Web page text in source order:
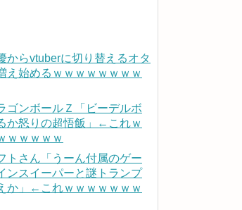
からvtuberに切り替えるオタ
え始めるｗｗｗｗｗｗｗｗ
ゴンボールＺ「ビーデルボ
か怒りの超悟飯」←これｗ
ｗｗｗｗｗ
トさん「うーん付属のゲー
ンスイーパーと謎トランプ
か」←これｗｗｗｗｗｗｗ